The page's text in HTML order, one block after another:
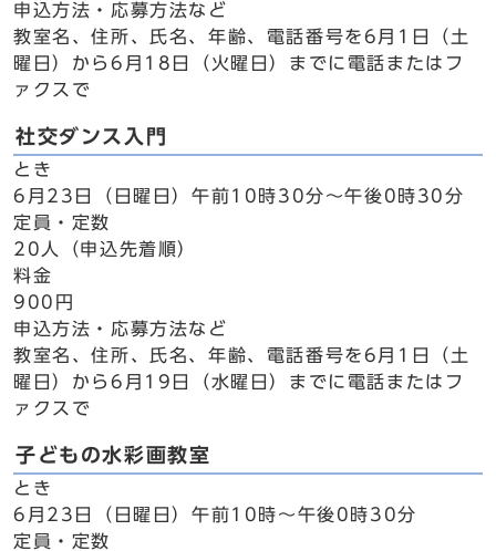
申込方法・応募方法など
教室名、住所、氏名、年齢、電話番号を6月1日（土
曜日）から6月18日（火曜日）までに電話またはフ
ァクスで
社交ダンス入門
とき
6月23日（日曜日）午前10時30分～午後0時30分
定員・定数
20人（申込先着順）
料金
900円
申込方法・応募方法など
教室名、住所、氏名、年齢、電話番号を6月1日（土
曜日）から6月19日（水曜日）までに電話またはフ
ァクスで
子どもの水彩画教室
とき
6月23日（日曜日）午前10時～午後0時30分
定員・定数